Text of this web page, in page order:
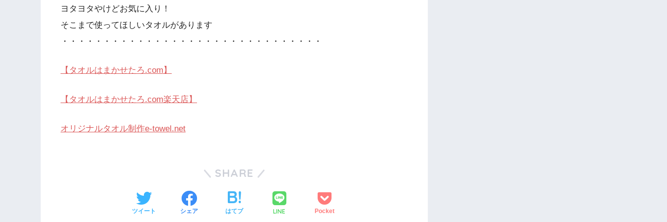
ヨタヨタやけどお気に入り！
そこまで使ってほしいタオルがあります
・・・・・・・・・・・・・・・・・・・・・・・・・・・・・・・
【タオルはまかせたろ.com】
【タオルはまかせたろ.com楽天店】
オリジナルタオル制作e-towel.net
SHARE
ツイート シェア はてブ LINE Pocket